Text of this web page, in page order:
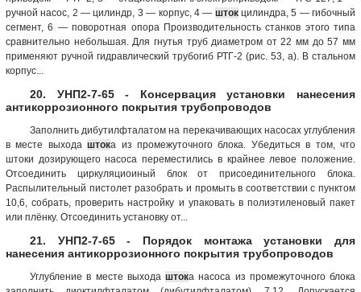
ручной насос, 2 — цилиндр, 3 — корпус, 4 — штокцилиндра, 5 — гибочный
сегмент, 6 — поворотная опора Производительность станков этого типа
сравнительно небольшая. Для гнутья труб диаметром от 22 мм до 57 мм
применяют ручной гидравлический трубогиб РТГ-2 (рис. 53, а). В стальном
корпус...
20. УНП2-7-65 - Консервация установки нанесения
антикоррозионного покрытия трубопроводов
Заполнить дибутилфталатом на перекачивающих насосах углубления
в месте выходаштока из промежуточного блока. Убедиться в том, что
штоки дозирующего насоса переместились в крайнее левое положение.
Отсоединить циркуляциоиный блок от присоединительного блока.
Распылительный пистолет разобрать и промыть в соответствии с пунктом
10,6, собрать, проверить настройку и упаковать в полиэтиленовый пакет
или плёнку. Отсоединить установку от...
21. УНП2-7-65 - Порядок монтажа установки для
нанесения антикоррозионного покрытия трубопроводов
Углубление в месте выхода штока насоса из промежуточного блока